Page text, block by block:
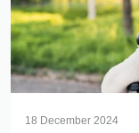
18 December 2024